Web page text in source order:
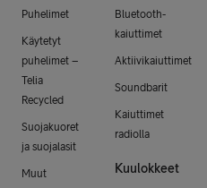
Puhelimet
Käytetyt
puhelimet –
Telia
Recycled
Suojakuoret
ja suojalasit
Muut
Bluetooth-
kaiuttimet
Aktiivikaiuttimet
Soundbarit
Kaiuttimet
radiolla
Kuulokkeet